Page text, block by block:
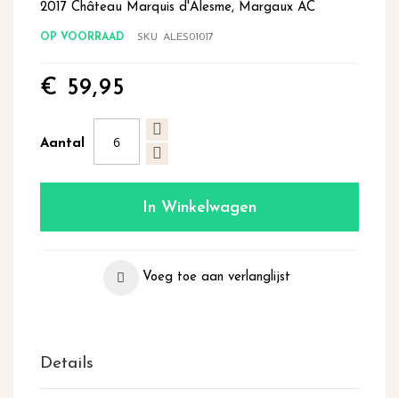
afbeeldingen-
2017 Château Marquis d'Alesme, Margaux AC
OP VOORRAAD SKU ALES01017
€ 59,95
Aantal
In Winkelwagen
Voeg toe aan verlanglijst
Details